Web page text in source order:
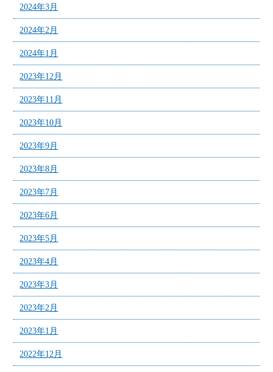
2024年3月
2024年2月
2024年1月
2023年12月
2023年11月
2023年10月
2023年9月
2023年8月
2023年7月
2023年6月
2023年5月
2023年4月
2023年3月
2023年2月
2023年1月
2022年12月